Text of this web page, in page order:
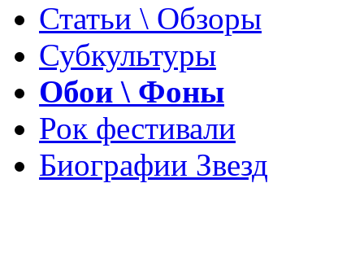
Статьи \ Обзоры
Субкультуры
Обои \ Фоны
Рок фестивали
Биографии Звезд